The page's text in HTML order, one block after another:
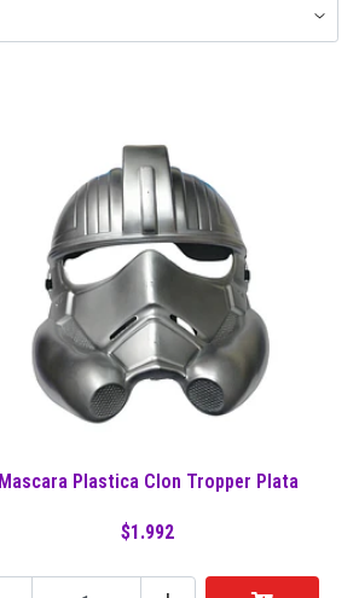
Mascara Plastica Clon Tropper Plata
$1.992